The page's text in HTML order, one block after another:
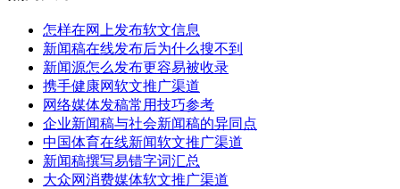
怎样在网上发布软文信息
新闻稿在线发布后为什么搜不到
新闻源怎么发布更容易被收录
携手健康网软文推广渠道
网络媒体发稿常用技巧参考
企业新闻稿与社会新闻稿的异同点
中国体育在线新闻软文推广渠道
新闻稿撰写易错字词汇总
大众网消费媒体软文推广渠道